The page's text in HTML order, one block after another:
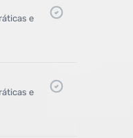
e
e